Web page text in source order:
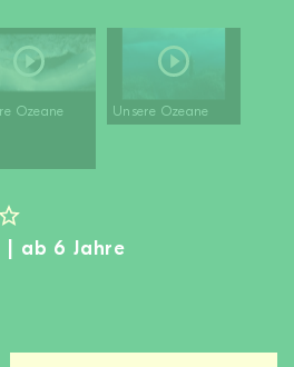
Ozeane Unsere Ozeane
ab 6 Jahre